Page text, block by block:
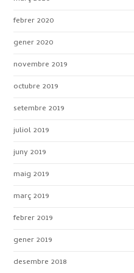
febrer 2020
gener 2020
novembre 2019
octubre 2019
setembre 2019
juliol 2019
juny 2019
maig 2019
març 2019
febrer 2019
gener 2019
desembre 2018